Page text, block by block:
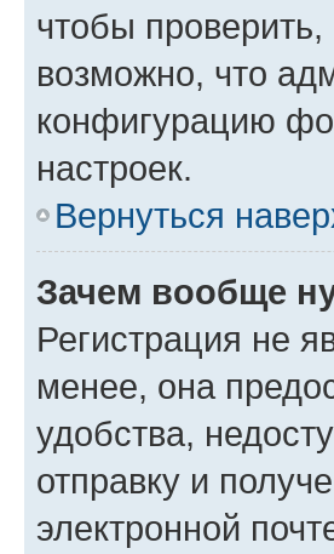
чтобы
возможно, что
конфигурацию
настроек.
Вернуться
Зачем вообще
Регистрация не
менее, она
удобства,
отправку и
электронной